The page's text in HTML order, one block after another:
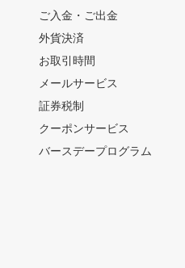
ご入金・ご出金
外貨決済
お取引時間
メールサービス
証券税制
クーポンサービス
バースデープログラム